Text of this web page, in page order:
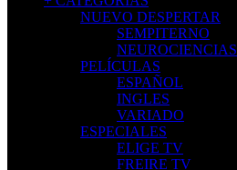
NUEVO DESPERTAR
SEMPITERNO
NEUROCIENCIAS
PELÍCULAS
ESPAÑOL
INGLES
VARIADO
ESPECIALES
ELIGE TV
FREIRE TV